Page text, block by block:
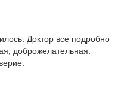
Доктор все подробно
доброжелательная.